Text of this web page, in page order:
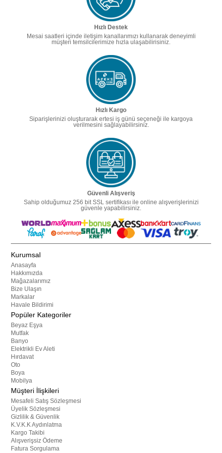
Hızlı Destek
Mesai saatleri içinde iletişim kanallarımızı kullanarak deneyimli
müşteri temsilcilerimize hızla ulaşabilirisiniz.
Hızlı Kargo
Siparişlerinizi oluşturarak ertesi iş günü seçeneği ile kargoya
verilmesini sağlayabilirsiniz.
Güvenli Alışveriş
Sahip olduğumuz 256 bit SSL sertifikası ile online alışverişlerinizi
güvenle yapabilirsiniz.
Kurumsal
Anasayfa
Hakkımızda
Mağazalarımız
Bize Ulaşın
Markalar
Havale Bildirimi
Popüler Kategoriler
Beyaz Eşya
Mutfak
Banyo
Elektrikli Ev Aleti
Hırdavat
Oto
Boya
Mobilya
Müşteri İlişkileri
Mesafeli Satış Sözleşmesi
Üyelik Sözleşmesi
Gizlilik & Güvenlik
K.V.K.K Aydınlatma
Kargo Takibi
Alışverişsiz Ödeme
Fatura Sorgulama